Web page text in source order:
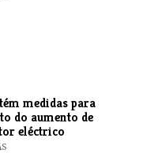
medidas para
do aumento de
eléctrico